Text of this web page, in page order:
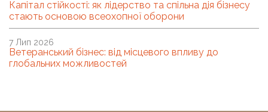
Капітал стійкості: як лідерство та спільна дія бізнесу
стають основою всеохопної оборони
Ветеранський бізнес: від місцевого впливу до
глобальних можливостей
7 Лип 2026